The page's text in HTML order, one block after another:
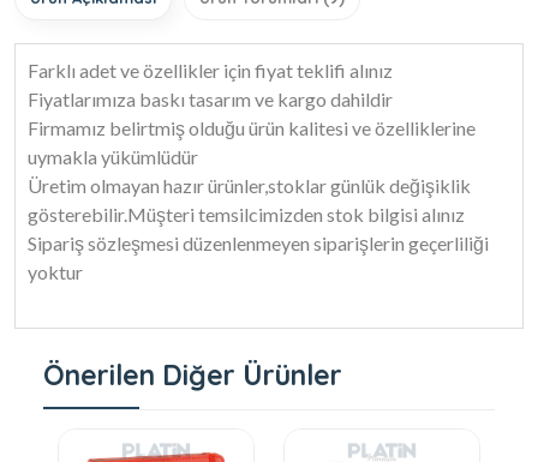
Farklı adet ve özellikler için fiyat teklifi alınız
Fiyatlarımıza baskı tasarım ve kargo dahildir
Firmamız belirtmiş olduğu ürün kalitesi ve özelliklerine
uymakla yükümlüdür
Üretim olmayan hazır ürünler,stoklar günlük değişiklik
gösterebilir.Müşteri temsilcimizden stok bilgisi alınız
Sipariş sözleşmesi düzenlenmeyen siparişlerin geçerliliği
yoktur
Önerilen Diğer Ürünler